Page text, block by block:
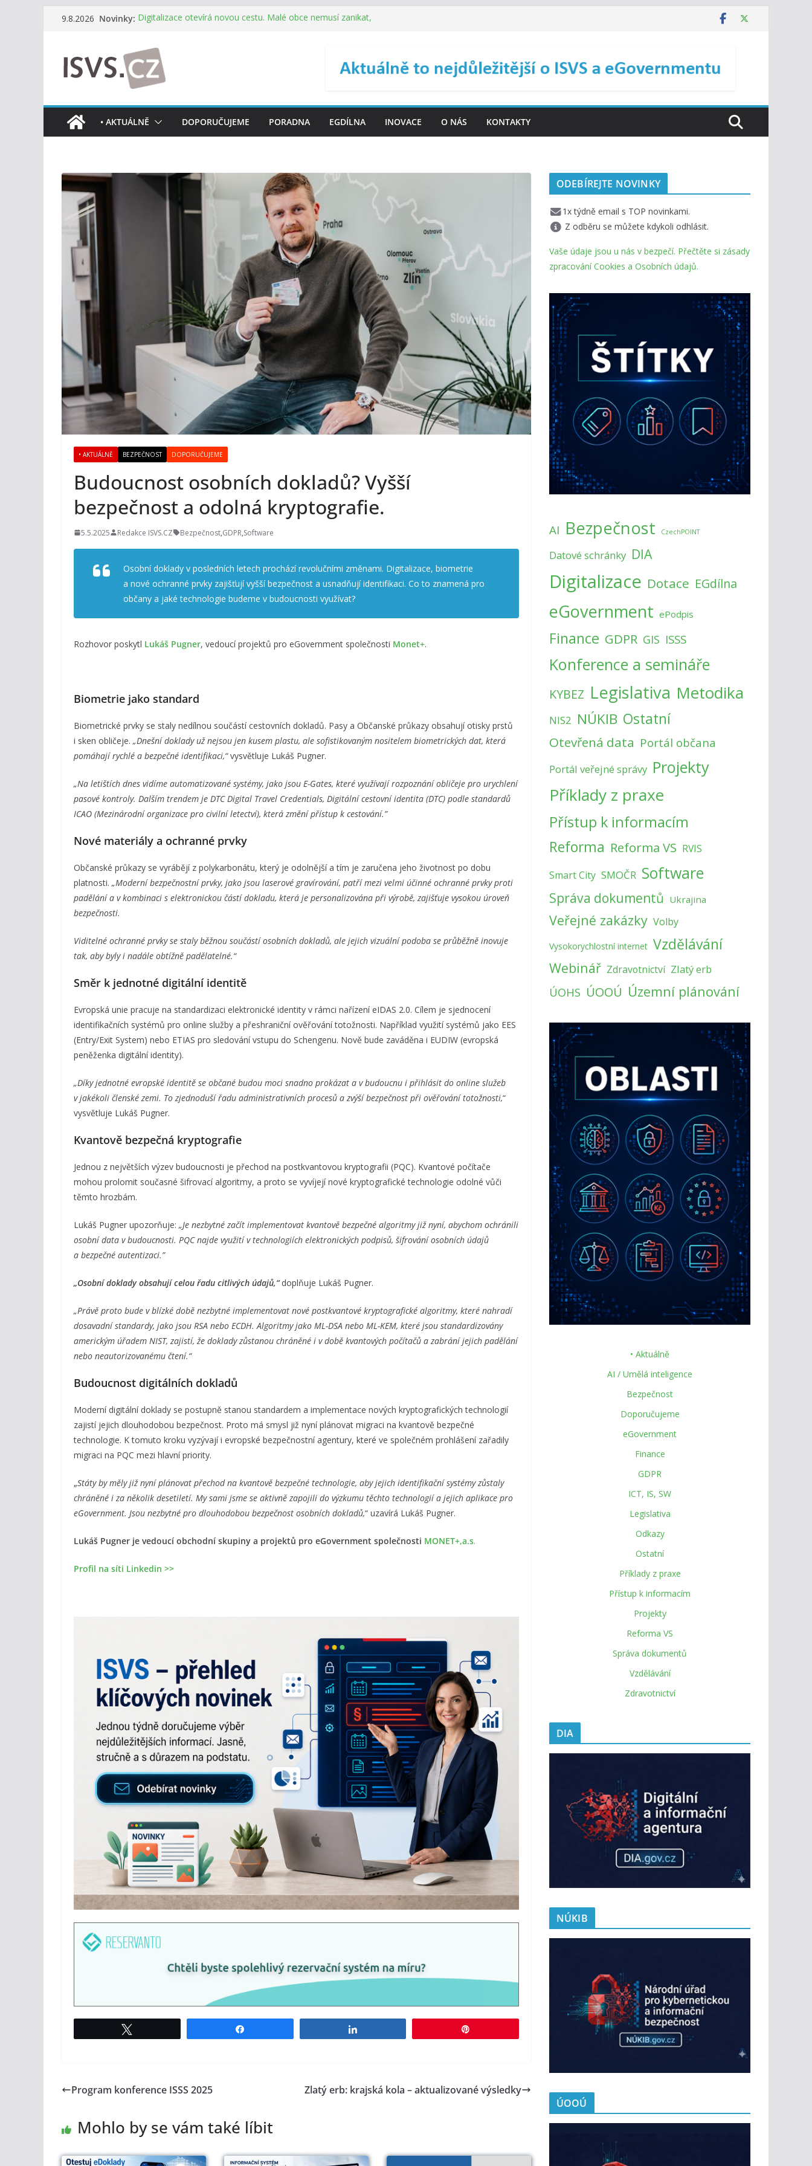
Přeskočit
9.8.2026 Novinky: Digitalizace otevírá novou cestu. Malé obce nemusí zanikat,
testování digitálních služeb
DIA: Informační systém dlouhodobého řízení (ISDŘ) je od
července v plném provozu
RVIS – Výbor pro architekturu a řízení ICT zveřejnil materiály
z nového jednání
Informace o obcích vždy po ruce. SMS ČR spouští novou
mobilní aplikaci
• AKTUÁLNĚ DOPORUČUJEME PORADNA EGDÍLNA INOVACE O NÁS KONTAKTY
• AKTUÁLNĚ BEZPEČNOST DOPORUČUJEME
Budoucnost osobních dokladů? Vyšší
bezpečnost a odolná kryptografie.
5.5.2025 Redakce ISVS.CZ Bezpečnost,GDPR,Software
Osobní doklady v posledních letech prochází revolučními změnami. Digitalizace, biometrie
a nové ochranné prvky zajišťují vyšší bezpečnost a usnadňují identifikaci. Co to znamená pro
občany a jaké technologie budeme v budoucnosti využívat?
Rozhovor poskytl Lukáš Pugner, vedoucí projektů pro eGovernment společnosti Monet+.
Biometrie jako standard
Biometrické prvky se staly nedílnou součástí cestovních dokladů. Pasy a Občanské průkazy obsahují otisky prstů
i sken obličeje. „Dnešní doklady už nejsou jen kusem plastu, ale sofistikovaným nositelem biometrických dat, která
pomáhají rychlé a bezpečné identifikaci,“vysvětluje Lukáš Pugner.
„Na letištích dnes vidíme automatizované systémy, jako jsou E-Gates, které využívají rozpoznání obličeje pro urychlení
pasové kontroly. Dalším trendem je DTC Digital Travel Credentials, Digitální cestovní identita (DTC) podle standardů
ICAO (Mezinárodní organizace pro civilní letectví), která změní přístup k cestování.”
Nové materiály a ochranné prvky
Občanské průkazy se vyrábějí z polykarbonátu, který je odolnější a tím je zaručena jeho životnost po dobu
platnosti. „Moderní bezpečnostní prvky, jako jsou laserové gravírování, patří mezi velmi účinné ochranné prvky proti
padělání a v kombinaci s elektronickou částí dokladu, která je personalizována při výrobě, zajišťuje vysokou úroveň
bezpečnosti.
Viditelné ochranné prvky se staly běžnou součástí osobních dokladů, ale jejich vizuální podoba se průběžně inovuje
tak, aby byly i nadále obtížně padělatelné.“
Směr k jednotné digitální identitě
Evropská unie pracuje na standardizaci elektronické identity v rámci nařízení eIDAS 2.0. Cílem je sjednocení
identifikačních systémů pro online služby a přeshraniční ověřování totožnosti. Například využití systémů jako EES
(Entry/Exit System) nebo ETIAS pro sledování vstupu do Schengenu. Nově bude zaváděna i EUDIW (evropská
peněženka digitální identity).
„Díky jednotné evropské identitě se občané budou moci snadno prokázat a v budoucnu i přihlásit do online služeb
v jakékoli členské zemi. To zjednoduší řadu administrativních procesů a zvýší bezpečnost při ověřování totožnosti,“
vysvětluje Lukáš Pugner.
Kvantově bezpečná kryptografie
Jednou z největších výzev budoucnosti je přechod na postkvantovou kryptografii (PQC). Kvantové počítače
mohou prolomit současné šifrovací algoritmy, a proto se vyvíjejí nové kryptografické technologie odolné vůči
těmto hrozbám.
Lukáš Pugner upozorňuje: „Je nezbytné začít implementovat kvantově bezpečné algoritmy již nyní, abychom ochránili
osobní data v budoucnosti. PQC najde využití v technologiích elektronických podpisů, šifrování osobních údajů
a bezpečné autentizaci.”
„Osobní doklady obsahují celou řadu citlivých údajů,“doplňuje Lukáš Pugner.
„Právě proto bude v blízké době nezbytné implementovat nové postkvantové kryptografické algoritmy, které nahradí
dosavadní standardy, jako jsou RSA nebo ECDH. Algoritmy jako ML-DSA nebo ML-KEM, které jsou standardizovány
americkým úřadem NIST, zajistí, že doklady zůstanou chráněné i v době kvantových počítačů a zabrání jejich padělání
nebo neautorizovanému čtení.“
Budoucnost digitálních dokladů
Moderní digitální doklady se postupně stanou standardem a implementace nových kryptografických technologií
zajistí jejich dlouhodobou bezpečnost. Proto má smysl již nyní plánovat migraci na kvantově bezpečné
technologie. K tomuto kroku vyzývají i evropské bezpečnostní agentury, které ve společném prohlášení zařadily
migraci na PQC mezi hlavní priority.
„Státy by měly již nyní plánovat přechod na kvantově bezpečné technologie, aby jejich identifikační systémy zůstaly
chráněné i za několik desetiletí. My sami jsme se aktivně zapojili do výzkumu těchto technologií a jejich aplikace pro
eGovernment. Jsou nezbytné pro dlouhodobou bezpečnost osobních dokladů,“ uzavírá Lukáš Pugner.
Lukáš Pugner je vedoucí obchodní skupiny a projektů pro eGovernment společnosti MONET+,a.s.
Profil na síti Linkedin >>
Program konference ISSS 2025 Zlatý erb: krajská kola – aktualizované výsledky
Mohlo by se vám také líbit
ODEBÍREJTE NOVINKY
1x týdně email s TOP novinkami.
Z odběru se můžete kdykoli odhlásit.
Vaše údaje jsou u nás v bezpečí. Přečtěte si zásady
zpracování Cookies a Osobních údajů.
AI Bezpečnost CzechPOINT
Datové schránky DIA
Digitalizace Dotace EGdílna
eGovernment ePodpis
Finance GDPR GIS ISSS
Konference a semináře
KYBEZ Legislativa Metodika
NIS2 NÚKIB Ostatní
Otevřená data Portál občana
Portál veřejné správy Projekty
Příklady z praxe
Přístup k informacím
Reforma Reforma VS RVIS
Smart City SMOČR Software
Správa dokumentů Ukrajina
Veřejné zakázky Volby
Vysokorychlostní internet Vzdělávání
Webinář Zdravotnictví Zlatý erb
ÚOHS ÚOOÚ Územní plánování
• Aktuálně
AI / Umělá inteligence
Bezpečnost
Doporučujeme
eGovernment
Finance
GDPR
ICT, IS, SW
Legislativa
Odkazy
Ostatní
Příklady z praxe
Přístup k informacím
Projekty
Reforma VS
Správa dokumentů
Vzdělávání
Zdravotnictví
DIA
NÚKIB
ÚOOÚ